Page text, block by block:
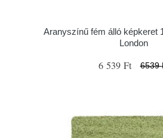
Aranyszínű fém álló képkeret
London
6 539 Ft 6539